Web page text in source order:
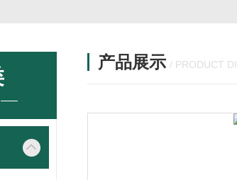
产品展示 / PRODUCT